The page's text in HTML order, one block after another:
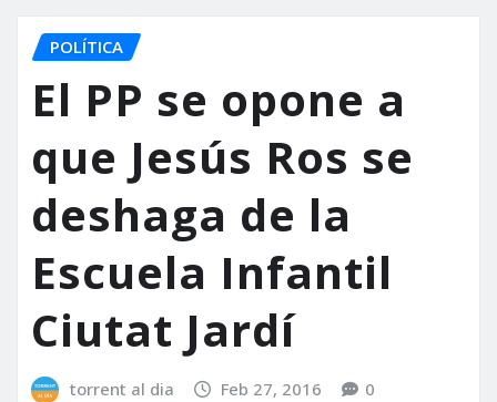
POLÍTICA
El PP se opone a
que Jesús Ros se
deshaga de la
Escuela Infantil
Ciutat Jardí
torrent al dia Feb 27, 2016 0